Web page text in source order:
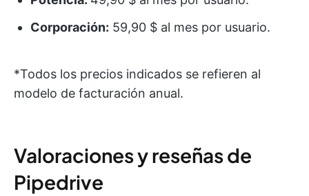
Corporación: 59,90 $ al mes por usuario.
*Todos los precios indicados se refieren al
modelo de facturación anual.
Valoraciones y reseñas de
Pipedrive